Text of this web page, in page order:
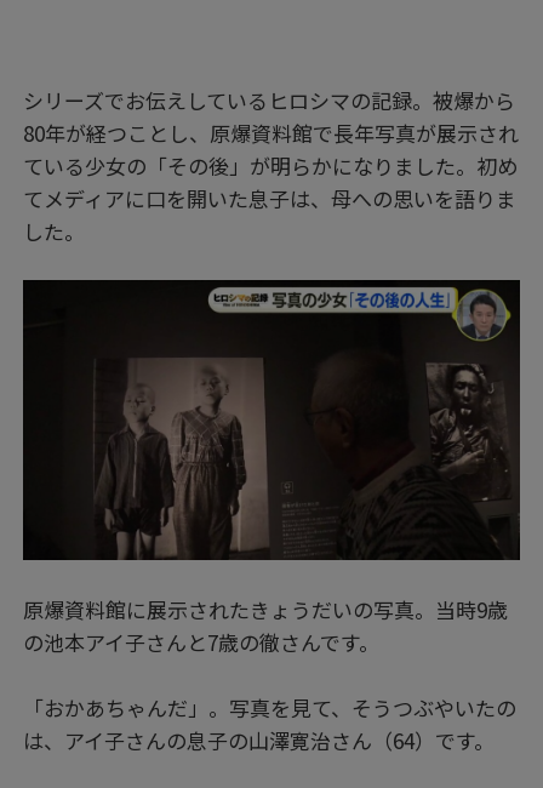
シリーズでお伝えしているヒロシマの記録。被爆から
80年が経つことし、原爆資料館で長年写真が展示され
ている少女の「その後」が明らかになりました。初め
てメディアに口を開いた息子は、母への思いを語りま
した。
原爆資料館に展示されたきょうだいの写真。当時9歳
の池本アイ子さんと7歳の徹さんです。
「おかあちゃんだ」。写真を見て、そうつぶやいたの
は、アイ子さんの息子の山澤寛治さん（64）です。